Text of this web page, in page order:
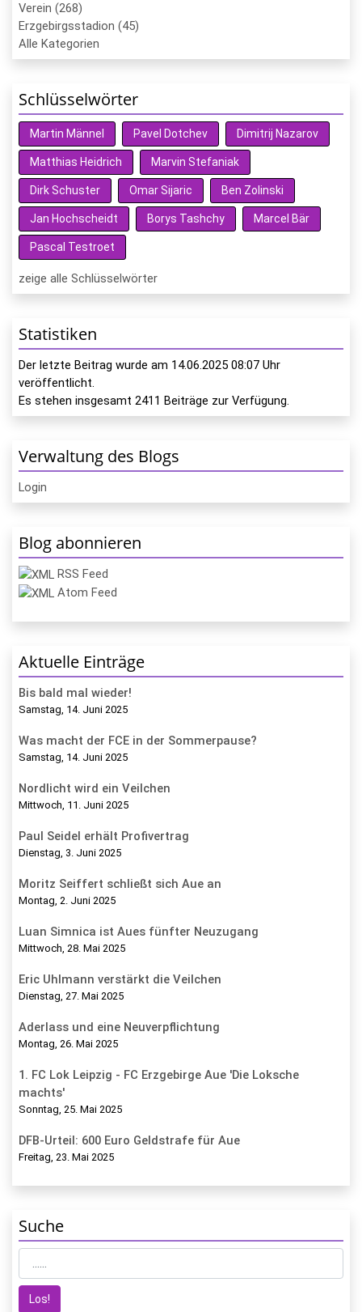
Verein (268)
Erzgebirgsstadion (45)
Alle Kategorien
Schlüsselwörter
Martin Männel Pavel Dotchev Dimitrij Nazarov
Matthias Heidrich Marvin Stefaniak
Dirk Schuster Omar Sijaric Ben Zolinski
Jan Hochscheidt Borys Tashchy Marcel Bär
Pascal Testroet
zeige alle Schlüsselwörter
Statistiken
Der letzte Beitrag wurde am 14.06.2025 08:07 Uhr
veröffentlicht.
Es stehen insgesamt 2411 Beiträge zur Verfügung.
Verwaltung des Blogs
Login
Blog abonnieren
RSS Feed
Atom Feed
Aktuelle Einträge
Bis bald mal wieder!
Samstag, 14. Juni 2025
Was macht der FCE in der Sommerpause?
Samstag, 14. Juni 2025
Nordlicht wird ein Veilchen
Mittwoch, 11. Juni 2025
Paul Seidel erhält Profivertrag
Dienstag, 3. Juni 2025
Moritz Seiffert schließt sich Aue an
Montag, 2. Juni 2025
Luan Simnica ist Aues fünfter Neuzugang
Mittwoch, 28. Mai 2025
Eric Uhlmann verstärkt die Veilchen
Dienstag, 27. Mai 2025
Aderlass und eine Neuverpflichtung
Montag, 26. Mai 2025
1. FC Lok Leipzig - FC Erzgebirge Aue 'Die Loksche
machts'
Sonntag, 25. Mai 2025
DFB-Urteil: 600 Euro Geldstrafe für Aue
Freitag, 23. Mai 2025
Suche